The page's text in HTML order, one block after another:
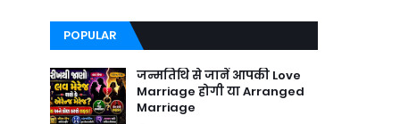
POPULAR
जन्मतिथि से जानें आपकी Love
Marriage होगी या Arranged
Marriage